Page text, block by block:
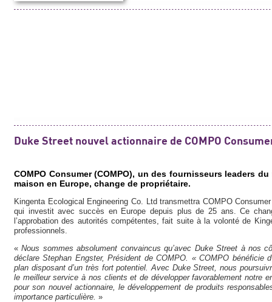
Duke Street nouvel actionnaire de COMPO
COMPO Consumer (COMPO), un des fournisseurs leaders
maison en Europe, change de propriétaire.
Kingenta Ecological Engineering Co. Ltd transmettra COMPO
qui investit avec succès en Europe depuis plus de 25 ans. Ce
l’approbation des autorités compétentes, fait suite à la volonté de
professionnels.
«Nous sommes absolument convaincus qu’avec Duke Street à nos
déclare Stephan Engster, Président de COMPO. « COMPO bénéficie
plan disposant d’un très fort potentiel. Avec Duke Street, nous
le meilleur service à nos clients et de développer favorablement notre
pour son nouvel actionnaire, le développement de produits
importance particulière. »